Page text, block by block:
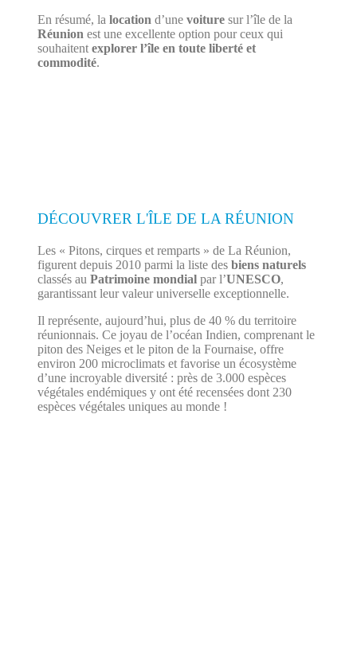
En résumé, la location d’unevoituresur l’île de la
Réunion est une excellente option pour ceux qui
souhaitent explorer l’île en toute liberté et
commodité.
DÉCOUVRER L'ÎLE DE LA RÉUNION
Les « Pitons, cirques et remparts » de La Réunion,
figurent depuis 2010 parmi la liste des biens naturels
classés au Patrimoine mondialpar l’UNESCO,
garantissant leur valeur universelle exceptionnelle.
Il représente, aujourd’hui, plus de 40 % du territoire
réunionnais. Ce joyau de l’océan Indien, comprenant le
piton des Neiges et le piton de la Fournaise, offre
environ 200 microclimats et favorise un écosystème
d’une incroyable diversité : près de 3.000 espèces
végétales endémiques y ont été recensées dont 230
espèces végétales uniques au monde !